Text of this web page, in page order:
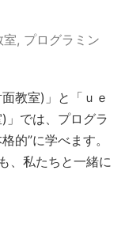
室, プログラミン
教室)」と「ｕｅ
」では、プログラ
的”に学べます。
、私たちと一緒に